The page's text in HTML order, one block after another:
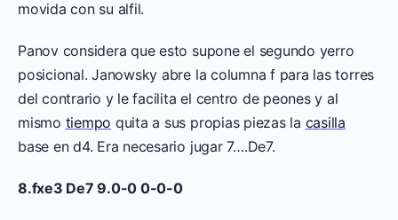
movida con su alfil.
Panov considera que esto supone el segundo yerro
posicional. Janowsky abre la columna f para las torres
del contrario y le facilita el centro de peones y al
mismo tiempo quita a sus propias piezas la casilla
base en d4. Era necesario jugar 7….De7.
8.fxe3 De7 9.0-0 0-0-0